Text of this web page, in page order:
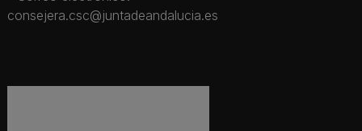
consejera.csc@juntadeandalucia.es